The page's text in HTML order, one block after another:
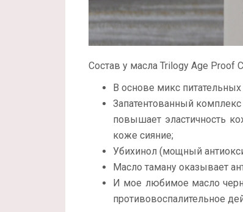
Состав у масла Trilogy Age Proof
В основе микс
Запатентованный
повышает эластичность
коже сияние;
Убихинол (мощный
Масло таману оказывает
И мое любимое масло
противовоспалительное